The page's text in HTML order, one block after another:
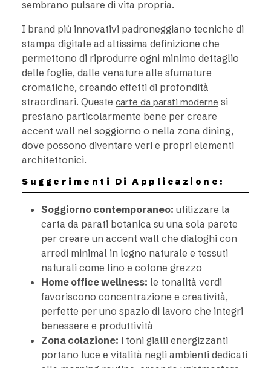
sembrano pulsare di vita propria.
I brand più innovativi padroneggiano tecniche di
stampa digitale ad altissima definizione che
permettono di riprodurre ogni minimo dettaglio
delle foglie, dalle venature alle sfumature
cromatiche, creando effetti di profondità
straordinari. Queste carte da parati moderne si
prestano particolarmente bene per creare
accent wall nel soggiorno o nella zona dining,
dove possono diventare veri e propri elementi
architettonici.
Suggerimenti Di Applicazione:
Soggiorno contemporaneo: utilizzare la
carta da parati botanica su una sola parete
per creare un accent wall che dialoghi con
arredi minimal in legno naturale e tessuti
naturali come lino e cotone grezzo
Home office wellness: le tonalità verdi
favoriscono concentrazione e creatività,
perfette per uno spazio di lavoro che integri
benessere e produttività
Zona colazione: i toni gialli energizzanti
portano luce e vitalità negli ambienti dedicati